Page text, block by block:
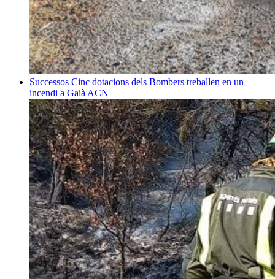
Successos Cinc dotacions dels Bombers treballen en un
incendi a Gaià ACN